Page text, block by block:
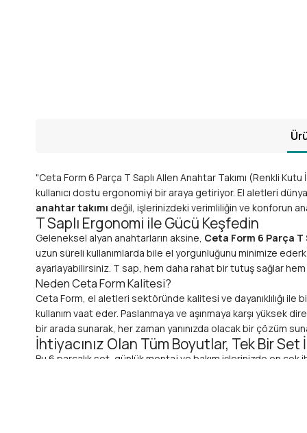
"Ceta Form 6 Parça T Saplı Allen Anahtar Takımı (Renkli
kullanıcı dostu ergonomiyi bir araya getiriyor. El aletleri
anahtar takımı değil, işlerinizdeki verimliliğin ve konforun
T Saplı Ergonomi ile Gücü Keşfedin
Geleneksel alyan anahtarların aksine, Ceta Form 6 Parça T
uzun süreli kullanımlarda bile el yorgunluğunu minimize
ayarlayabilirsiniz. T sap, hem daha rahat bir tutuş sağlar
Neden Ceta Form Kalitesi?
Ceta Form, el aletleri sektöründe kalitesi ve dayanıklılığı ile
kullanım vaat eder. Paslanmaya ve aşınmaya karşı yüksek
bir arada sunarak, her zaman yanınızda olacak bir çözüm
İhtiyacınız Olan Tüm Boyutlar, Tek Bir Set
Bu 6 parçalık set, günlük montaj ve bakım işlerinizde en çok